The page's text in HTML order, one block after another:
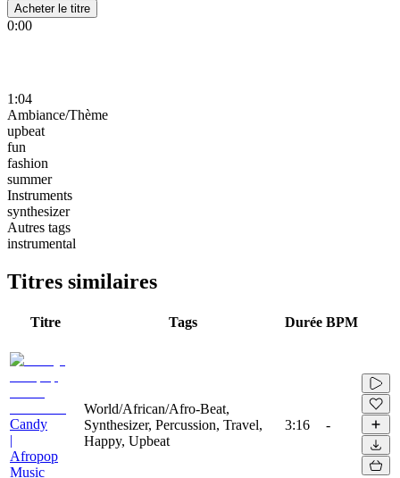
Acheter le titre
0:00
1:04
Ambiance/Thème
upbeat
fun
fashion
summer
Instruments
synthesizer
Autres tags
instrumental
Titres similaires
Titre Tags Durée BPM
Candy
|
Afropop
Music
World/African/Afro-Beat,
Synthesizer, Percussion, Travel,
Happy, Upbeat
3:16 -